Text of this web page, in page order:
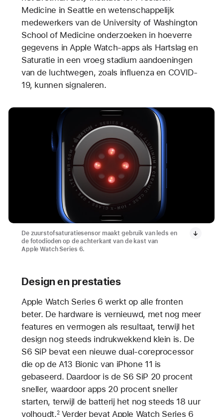
Medicine in Seattle en wetenschappelijk
medewerkers van de University of Washington
School of Medicine onderzoeken in hoeverre
gegevens in Apple Watch-apps als Hartslag en
Saturatie in een vroeg stadium aandoeningen
van de luchtwegen, zoals influenza en COVID-
19, kunnen signaleren.
De zuurstofsaturatiesensor maakt gebruik van leds en
de fotodioden op de achterkant van de kast van
Apple Watch Series 6.
Design en prestaties
Apple Watch Series 6 werkt op alle fronten
beter. De hardware is vernieuwd, met nog meer
features en vermogen als resultaat, terwijl het
design nog steeds indrukwekkend klein is. De
S6 SiP bevat een nieuwe dual-coreprocessor
die op de A13 Bionic van iPhone 11 is
gebaseerd. Daardoor is de S6 SiP 20 procent
sneller, waardoor apps 20 procent sneller
starten, terwijl de batterij het nog steeds 18 uur
volhoudt.2Verder bevat Apple Watch Series 6